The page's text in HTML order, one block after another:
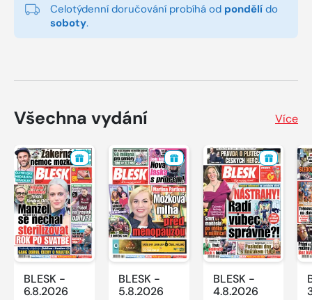
Celotýdenní doručování probíhá od pondělí do
soboty.
Všechna vydání Více
BLESK -
6.8.2026
BLESK -
5.8.2026
BLESK -
4.8.2026